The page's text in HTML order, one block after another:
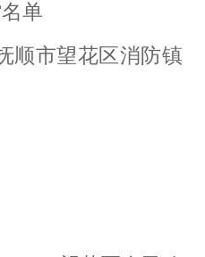
单
顺市望花区消防镇